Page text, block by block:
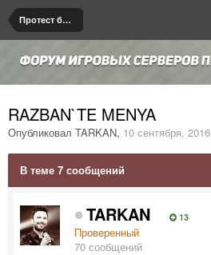
Протест бана/мута
RAZBAN`TE MENYA
Опубликовал TARKAN, 10 сентября, 2016
В теме 7 сообщений
TARKAN 13
Проверенный
70 сообщений